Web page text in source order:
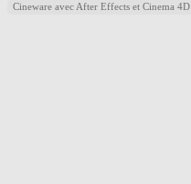
Cineware avec After Effects et Cinema 4D